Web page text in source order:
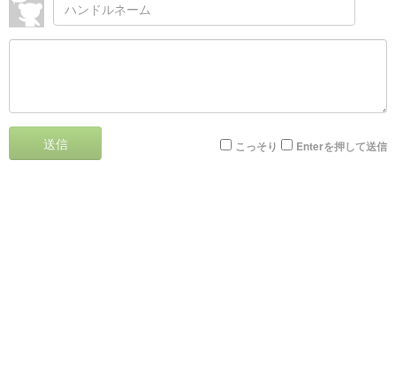
送信 こっそり Enterを押して送信